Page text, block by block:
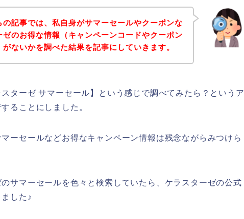
の記事では、私自身がサマーセールやクーポンな
ゼのお得な情報（キャンペーンコードやクーポン
がないかを調べた結果を記事にしていきます。
ターゼ サマーセール】という感じで調べてみたら？というア
ることにしました。
ーセールなどお得なキャンペーン情報は残念ながらみつけら
サマーセールを色々と検索していたら、ケラスターゼの公式
した♪